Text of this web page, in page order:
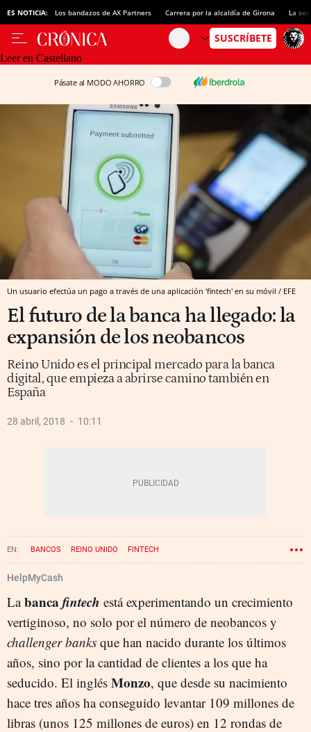
ES NOTICIA: Los bandazos de AX Partners Carrera por la alcaldía de Girona La
Leer en Castellano
Pásate al MODO AHORRO
Un usuario efectúa un pago a través de una aplicación 'fintech' en su móvil / EFE
El futuro de la banca ha llegado: la
expansión de los neobancos
Reino Unido es el principal mercado para la banca
digital, que empieza a abrirse camino también en
España
28 abril, 2018 10:11
BANCOS REINO UNIDO FINTECH
HelpMyCash
Labanca fintech está experimentando un crecimiento
vertiginoso, no solo por el número de neobancos y
challenger banks que han nacido durante los últimos
años, sino por la cantidad de clientes a los que ha
seducido. El inglés Monzo, que desde su nacimiento
hace tres años ha conseguido levantar 109 millones de
libras (unos 125 millones de euros) en 12 rondas de